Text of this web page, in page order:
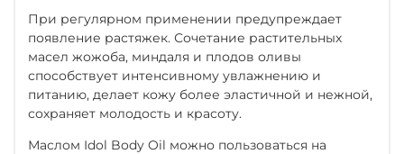
При регулярном применении предупреждает
появление растяжек. Сочетание растительных
масел жожоба, миндаля и плодов оливы
способствует интенсивному увлажнению и
питанию, делает кожу более эластичной и нежной,
сохраняет молодость и красоту.
Маслом Idol Body Oil можно пользоваться на